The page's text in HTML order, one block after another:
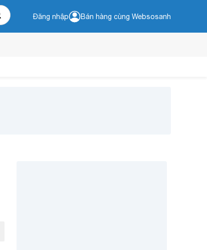
Đăng nhập Bán hàng cùng Websosanh